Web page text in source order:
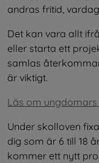
andras fritid,
Det kan vara allt
eller starta ett
samlas
är viktigt.
Läs om
Under skolloven
dig som är 6 till 18
kommer ett nytt